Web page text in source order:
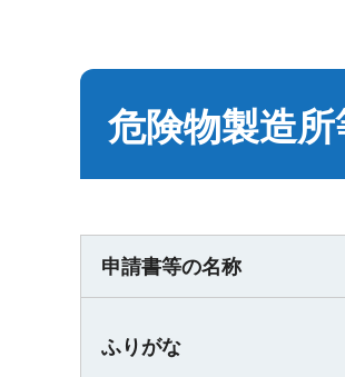
危険物製造所
申請書等の名称
ふりがな